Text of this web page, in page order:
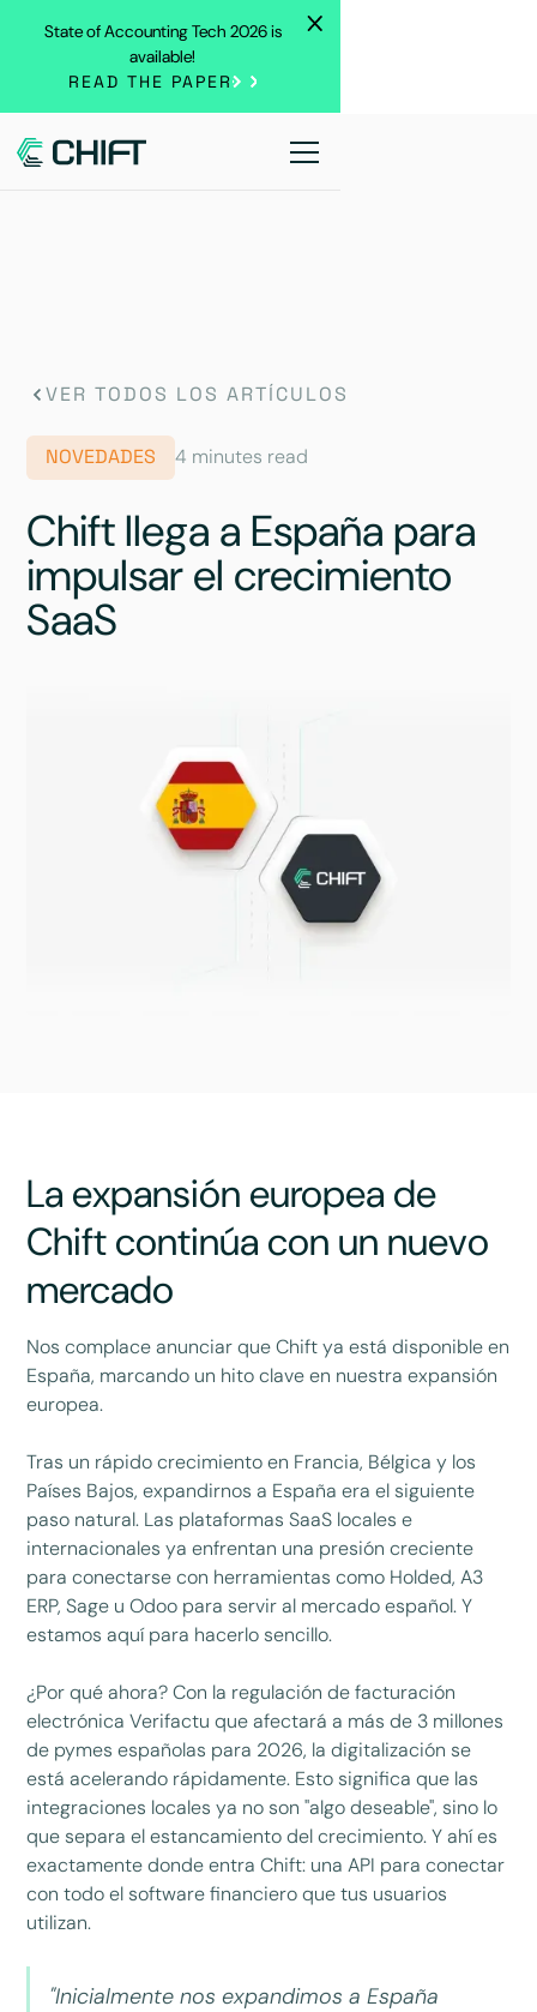
State of Accounting Tech 2026 is
available!
READ THE PAPER
VER TODOS LOS ARTÍCULOS
NOVEDADES 4 minutes read
Chift llega a España para
impulsar el crecimiento
SaaS
La expansión europea de
Chift continúa con un nuevo
mercado
Nos complace anunciar que Chift ya está disponible en
España, marcando un hito clave en nuestra expansión
europea.
Tras un rápido crecimiento en Francia, Bélgica y los
Países Bajos, expandirnos a España era el siguiente
paso natural. Las plataformas SaaS locales e
internacionales ya enfrentan una presión creciente
para conectarse con herramientas como Holded, A3
ERP, Sage u Odoo para servir al mercado español. Y
estamos aquí para hacerlo sencillo.
¿Por qué ahora? Con la regulación de facturación
electrónica Verifactu que afectará a más de 3 millones
de pymes españolas para 2026, la digitalización se
está acelerando rápidamente. Esto significa que las
integraciones locales ya no son "algo deseable", sino lo
que separa el estancamiento del crecimiento. Y ahí es
exactamente donde entra Chift: una API para conectar
con todo el software financiero que tus usuarios
utilizan.
"Inicialmente nos expandimos a España